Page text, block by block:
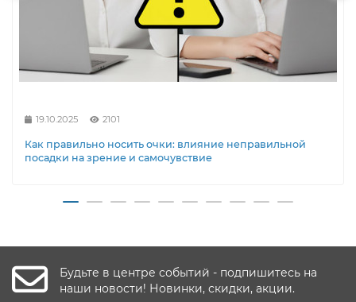
19.10.2025 2101
Как правильно носить очки: влияние неправильной
посадки на зрение и самочувствие
Будьте в центре событий - подпишитесь на
наши новости! Новинки, скидки, акции.